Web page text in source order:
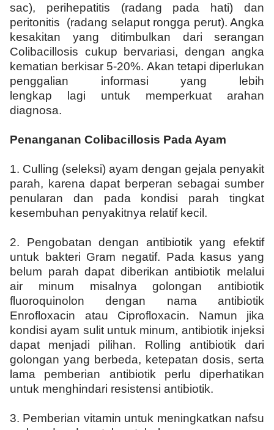
sac), perihepatitis (radang pada hati) dan
peritonitis (radang selaput rongga perut). Angka
kesakitan yang ditimbulkan dari serangan
Colibacillosis cukup bervariasi, dengan angka
kematian berkisar 5-20%. Akan tetapi diperlukan
penggalian informasi yang lebih
lengkap lagi untuk memperkuat arahan
diagnosa.
Penanganan Colibacillosis Pada Ayam
1. Culling (seleksi) ayam dengan gejala penyakit
parah, karena dapat berperan sebagai sumber
penularan dan pada kondisi parah tingkat
kesembuhan penyakitnya relatif kecil.
2. Pengobatan dengan antibiotik yang efektif
untuk bakteri Gram negatif. Pada kasus yang
belum parah dapat diberikan antibiotik melalui
air minum misalnya golongan antibiotik
fluoroquinolon dengan nama antibiotik
Enrofloxacin atau Ciprofloxacin. Namun jika
kondisi ayam sulit untuk minum, antibiotik injeksi
dapat menjadi pilihan. Rolling antibiotik dari
golongan yang berbeda, ketepatan dosis, serta
lama pemberian antibiotik perlu diperhatikan
untuk menghindari resistensi antibiotik.
3. Pemberian vitamin untuk meningkatkan nafsu